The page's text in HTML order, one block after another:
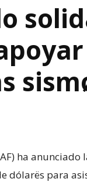
ha anunciado
dólarës para